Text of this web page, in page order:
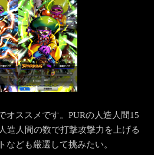
オススメです。PURの人造人間15
造人間の数で打撃攻撃力を上げる
なども厳選して挑みたい。